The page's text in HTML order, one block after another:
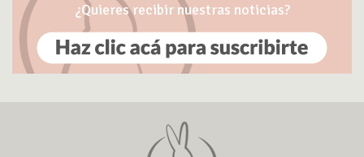
¿Quieres recibir nuestras noticias?